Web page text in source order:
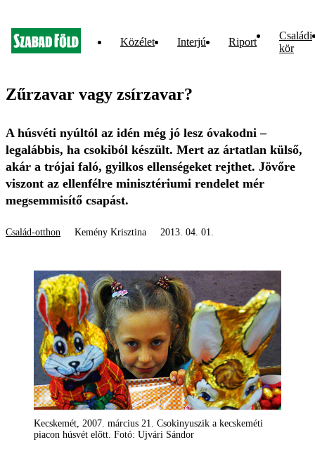
Közélet Interjú Riport
Családi
kör
Zűrzavar vagy zsírzavar?
A húsvéti nyúltól az idén még jó lesz óvakodni –
legalábbis, ha csokiból készült. Mert az ártatlan külső,
akár a trójai faló, gyilkos ellenségeket rejthet. Jövőre
viszont az ellenfélre minisztériumi rendelet mér
megsemmisítő csapást.
Család-otthon Kemény Krisztina 2013. 04. 01.
Kecskemét, 2007. március 21. Csokinyuszik a kecskeméti
piacon húsvét előtt. Fotó: Ujvári Sándor